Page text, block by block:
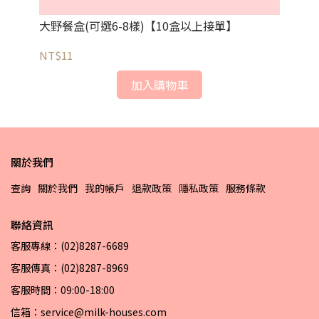
大野餐盒(可選6-8樣)【10盒以上接單】
NT$11
加入購物車
關於我們
查詢 關於我們 我的帳戶 退款政策 隱私政策 服務條款
聯絡資訊
客服專線：(02)8287-6689
客服傳真：(02)8287-8969
客服時間：09:00-18:00
信箱：service@milk-houses.com